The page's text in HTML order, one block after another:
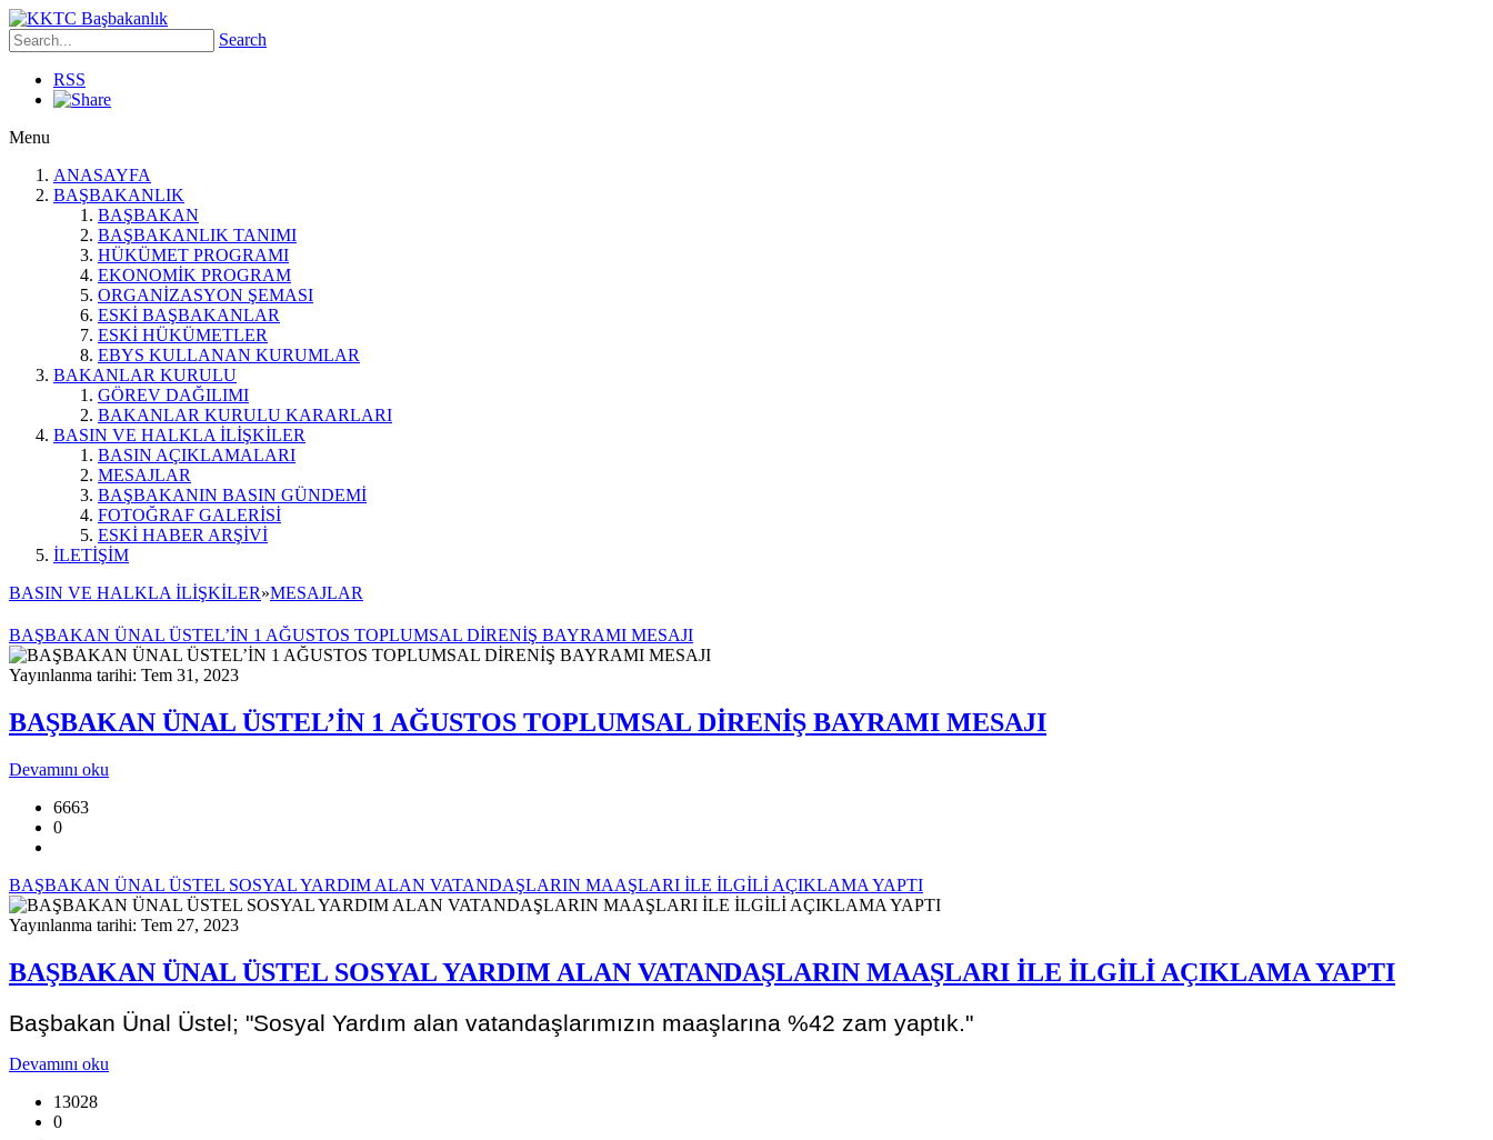
Search
RSS
Menu
ANASAYFA
BAŞBAKANLIK
BAŞBAKAN
BAŞBAKANLIK TANIMI
HÜKÜMET PROGRAMI
EKONOMİK PROGRAM
ORGANİZASYON ŞEMASI
ESKİ BAŞBAKANLAR
ESKİ HÜKÜMETLER
EBYS KULLANAN KURUMLAR
BAKANLAR KURULU
GÖREV DAĞILIMI
BAKANLAR KURULU KARARLARI
BASIN VE HALKLA İLİŞKİLER
BASIN AÇIKLAMALARI
MESAJLAR
BAŞBAKANIN BASIN GÜNDEMİ
FOTOĞRAF GALERİSİ
ESKİ HABER ARŞİVİ
İLETİŞİM
BASIN VE HALKLA İLİŞKİLER»MESAJLAR
BAŞBAKAN ÜNAL ÜSTEL’İN 1 AĞUSTOS TOPLUMSAL DİRENİŞ BAYRAMI MESAJI
Yayınlanma tarihi: Tem 31, 2023
BAŞBAKAN ÜNAL ÜSTEL’İN 1 AĞUSTOS TOPLUMSAL DİRENİŞ BAYRAMI MESAJI
Devamını oku
6663
0
BAŞBAKAN ÜNAL ÜSTEL SOSYAL YARDIM ALAN VATANDAŞLARIN MAAŞLARI İLE İLGİLİ AÇIKLAMA YAPTI
Yayınlanma tarihi: Tem 27, 2023
BAŞBAKAN ÜNAL ÜSTEL SOSYAL YARDIM ALAN VATANDAŞLARIN MAAŞLARI İLE İLGİLİ AÇIKLAMA YAPTI
Başbakan Ünal Üstel; "Sosyal Yardım alan vatandaşlarımızın maaşlarına %42 zam yaptık."
Devamını oku
13028
0